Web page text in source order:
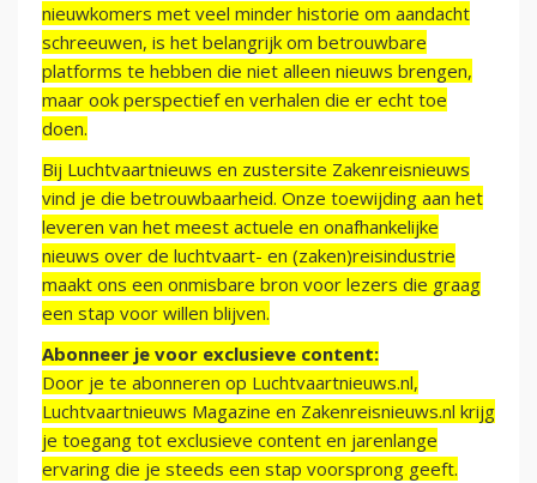
nieuwkomers met veel minder historie om aandacht
schreeuwen, is het belangrijk om betrouwbare
platforms te hebben die niet alleen nieuws brengen,
maar ook perspectief en verhalen die er echt toe
doen.
Bij Luchtvaartnieuws en zustersite Zakenreisnieuws
vind je die betrouwbaarheid. Onze toewijding aan het
leveren van het meest actuele en onafhankelijke
nieuws over de luchtvaart- en (zaken)reisindustrie
maakt ons een onmisbare bron voor lezers die graag
een stap voor willen blijven.
Abonneer je voor exclusieve content:
Door je te abonneren op Luchtvaartnieuws.nl,
Luchtvaartnieuws Magazine en Zakenreisnieuws.nl krijg
je toegang tot exclusieve content en jarenlange
ervaring die je steeds een stap voorsprong geeft.